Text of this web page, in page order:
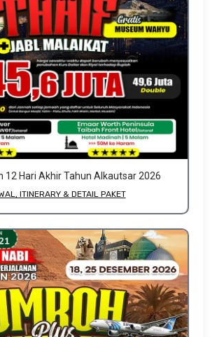
12 Hari Akhir Tahun Alkautsar 2026
ITINERARY & DETAIL PAKET